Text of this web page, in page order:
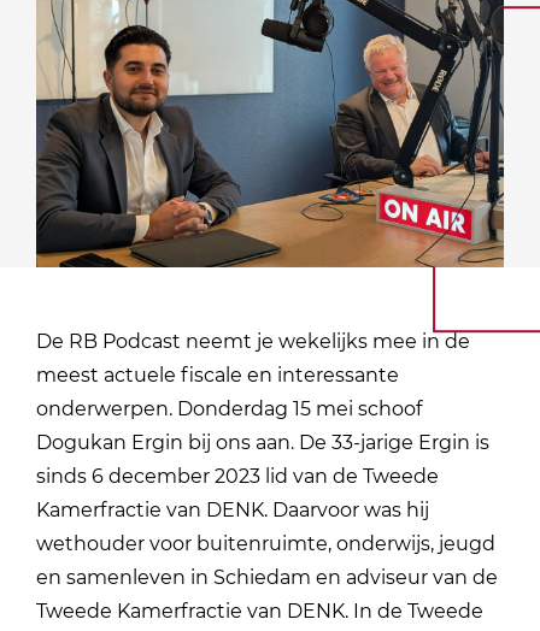
De RB Podcast neemt je wekelijks mee in de
meest actuele fiscale en interessante
onderwerpen. Donderdag 15 mei schoof
Dogukan Ergin bij ons aan. De 33-jarige Ergin is
sinds 6 december 2023 lid van de Tweede
Kamerfractie van DENK. Daarvoor was hij
wethouder voor buitenruimte, onderwijs, jeugd
en samenleven in Schiedam en adviseur van de
Tweede Kamerfractie van DENK. In de Tweede